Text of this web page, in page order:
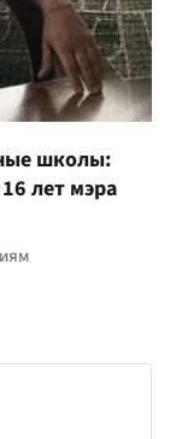
школы:
лет мэра